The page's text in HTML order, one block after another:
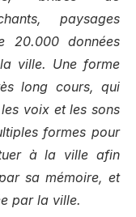
paysages
20.000 données
ville. Une forme
long cours, qui
voix et les sons
formes pour
à la ville afin
sa mémoire, et
par la ville.